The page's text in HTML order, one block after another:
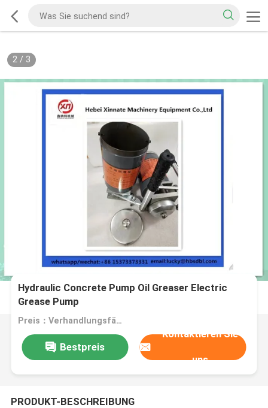
2/ 3
Hydraulic Concrete Pump Oil Greaser Electric
Grease Pump
Preis：Verhandlungsfähig
Bestpreis
Kontaktieren Sie
uns
PRODUKT-BESCHREIBUNG